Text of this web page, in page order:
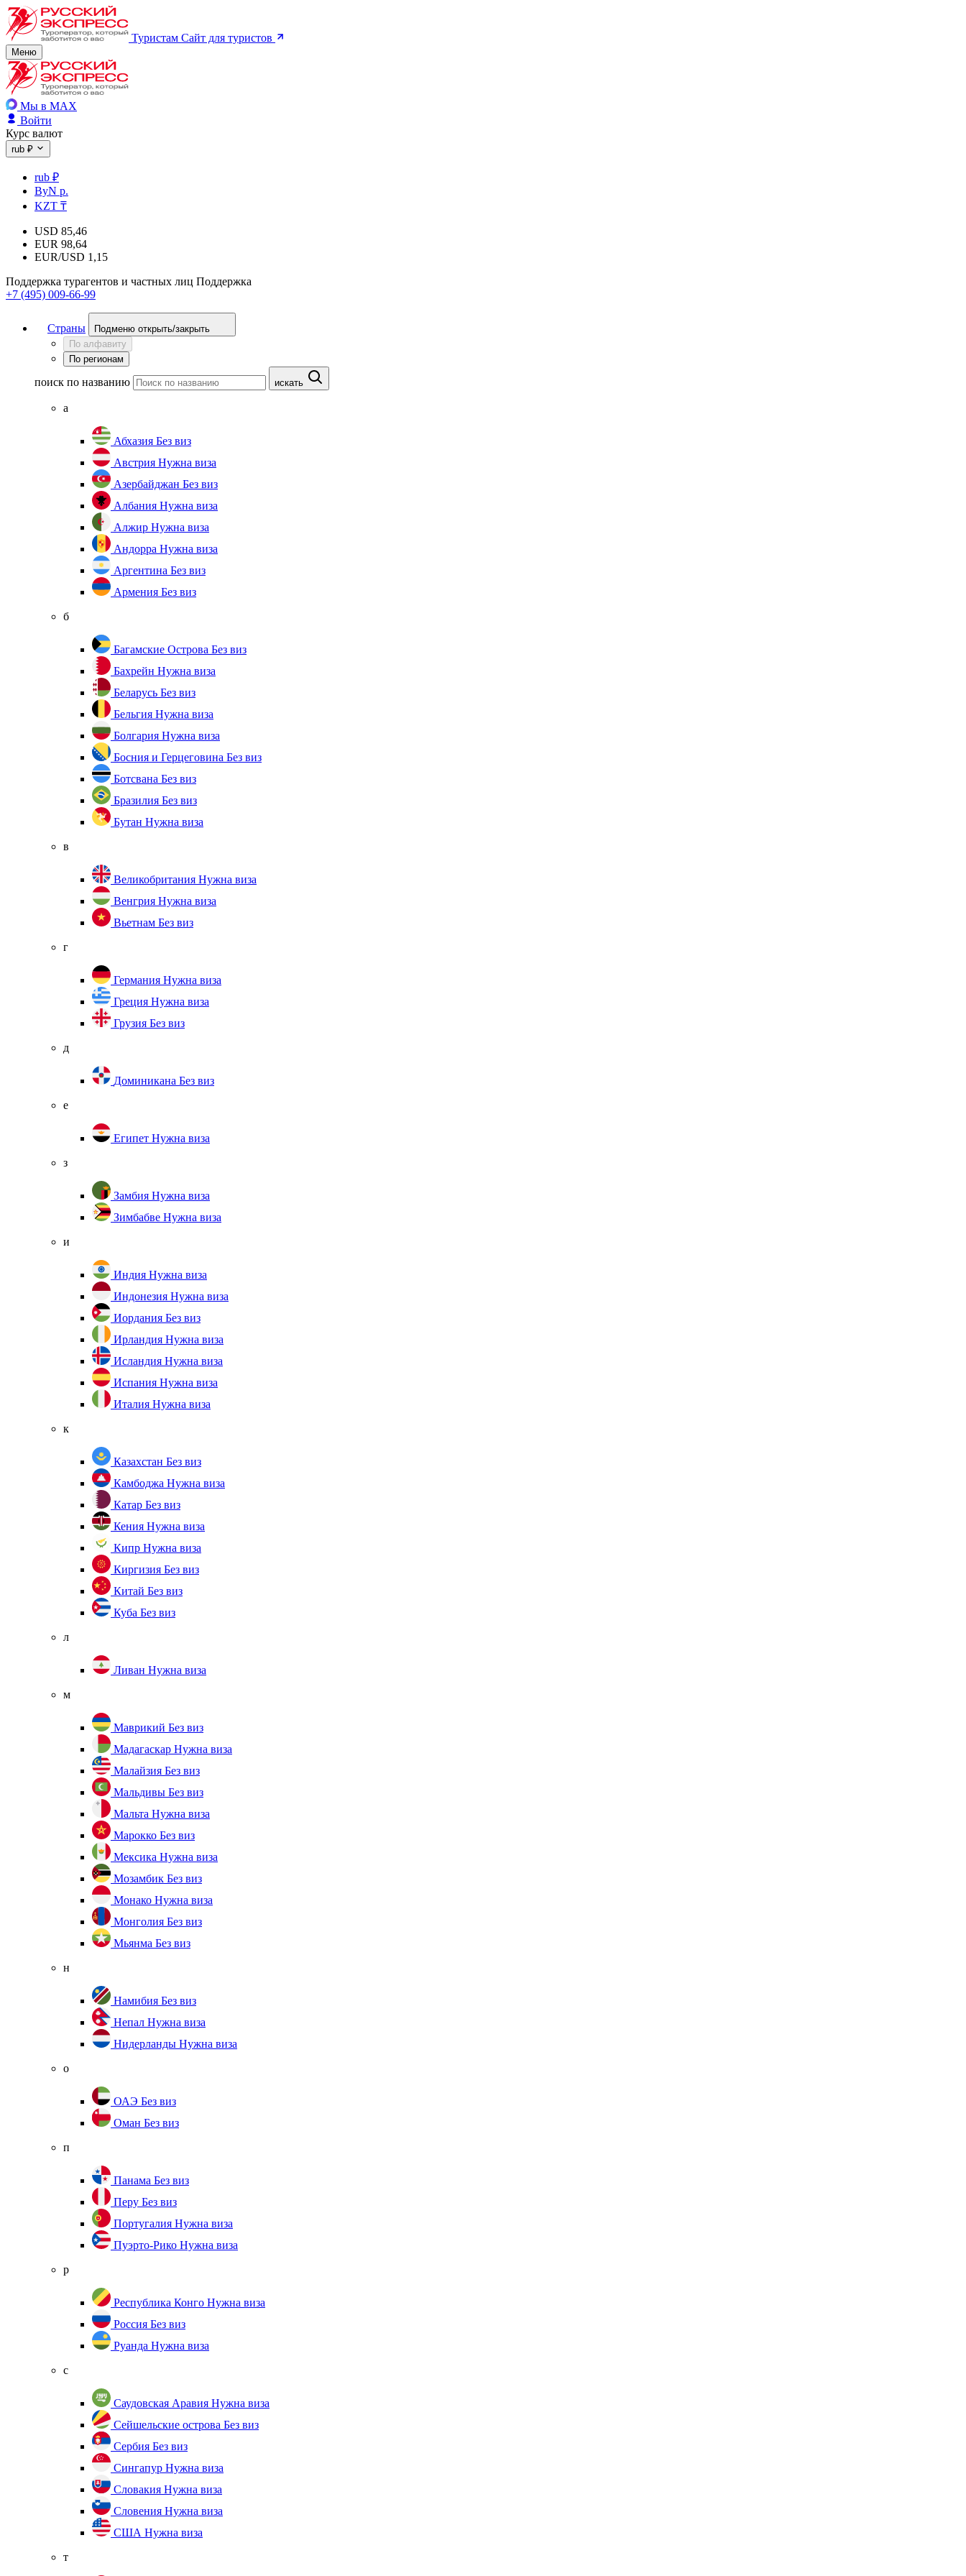
Туристам Сайт для туристов
Меню
Мы в MAX
Войти
Курс валют
rub ₽
rub ₽
ByN р.
KZT ₸
USD 85,46
EUR 98,64
EUR/USD 1,15
Поддержка турагентов и частных лиц Поддержка
+7 (495) 009-66-99
Страны
Подменю открыть/закрыть
По алфавиту
По регионам
поиск по названию искать
а
Абхазия Без виз
Австрия Нужна виза
Азербайджан Без виз
Албания Нужна виза
Алжир Нужна виза
Андорра Нужна виза
Аргентина Без виз
Армения Без виз
б
Багамские Острова Без виз
Бахрейн Нужна виза
Беларусь Без виз
Бельгия Нужна виза
Болгария Нужна виза
Босния и Герцеговина Без виз
Ботсвана Без виз
Бразилия Без виз
Бутан Нужна виза
в
Великобритания Нужна виза
Венгрия Нужна виза
Вьетнам Без виз
г
Германия Нужна виза
Греция Нужна виза
Грузия Без виз
д
Доминикана Без виз
е
Египет Нужна виза
з
Замбия Нужна виза
Зимбабве Нужна виза
и
Индия Нужна виза
Индонезия Нужна виза
Иордания Без виз
Ирландия Нужна виза
Исландия Нужна виза
Испания Нужна виза
Италия Нужна виза
к
Казахстан Без виз
Камбоджа Нужна виза
Катар Без виз
Кения Нужна виза
Кипр Нужна виза
Киргизия Без виз
Китай Без виз
Куба Без виз
л
Ливан Нужна виза
м
Маврикий Без виз
Мадагаскар Нужна виза
Малайзия Без виз
Мальдивы Без виз
Мальта Нужна виза
Марокко Без виз
Мексика Нужна виза
Мозамбик Без виз
Монако Нужна виза
Монголия Без виз
Мьянма Без виз
н
Намибия Без виз
Непал Нужна виза
Нидерланды Нужна виза
о
ОАЭ Без виз
Оман Без виз
п
Панама Без виз
Перу Без виз
Португалия Нужна виза
Пуэрто-Рико Нужна виза
р
Республика Конго Нужна виза
Россия Без виз
Руанда Нужна виза
с
Саудовская Аравия Нужна виза
Сейшельские острова Без виз
Сербия Без виз
Сингапур Нужна виза
Словакия Нужна виза
Словения Нужна виза
США Нужна виза
т